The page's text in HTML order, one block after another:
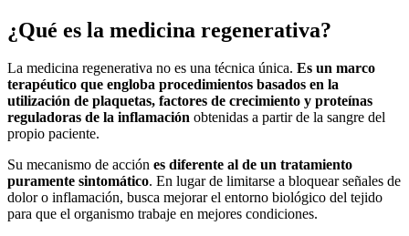
¿Qué es la medicina regenerativa?​
La medicina regenerativa no es una técnica única. Es un marco
terapéutico que engloba procedimientos basados en la
utilización de plaquetas, factores de crecimiento y proteínas
reguladoras de la inflamación obtenidas a partir de la sangre del
propio paciente.
Su mecanismo de acción es diferente al de un tratamiento
puramente sintomático. En lugar de limitarse a bloquear señales de
dolor o inflamación, busca mejorar el entorno biológico del tejido
para que el organismo trabaje en mejores condiciones.